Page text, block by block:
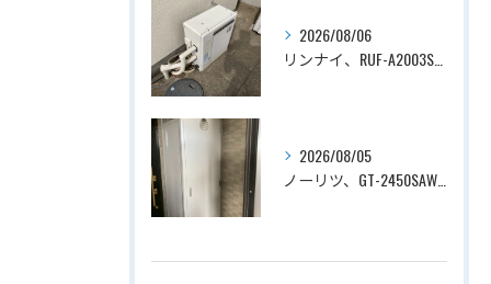
2026/08/06
2026/08/05